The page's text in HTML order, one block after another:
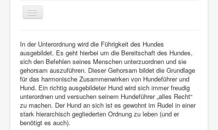
Der Verein
Termine
Fotoalben
Der Schäferhund
Buchempfehlungen
In der Unterordnung wird die Führigkeit des Hundes
ausgebildet. Es geht hierbei um die Bereitschaft des Hundes,
sich den Befehlen seines Menschen unterzuordnen und sie
gehorsam auszuführen. Dieser Gehorsam bildet die Grundlage
für das harmonische Zusammenwirken von Hundeführer und
Hund. Ein richtig ausgebildeter Hund wird sich immer freudig
unterordnen und versuchen seinem Hundeführer „alles Recht“
zu machen. Der Hund an sich ist es gewohnt im Rudel in einer
stark hierarchisch gegliederten Ordnung zu leben (und er
benötigt es auch).